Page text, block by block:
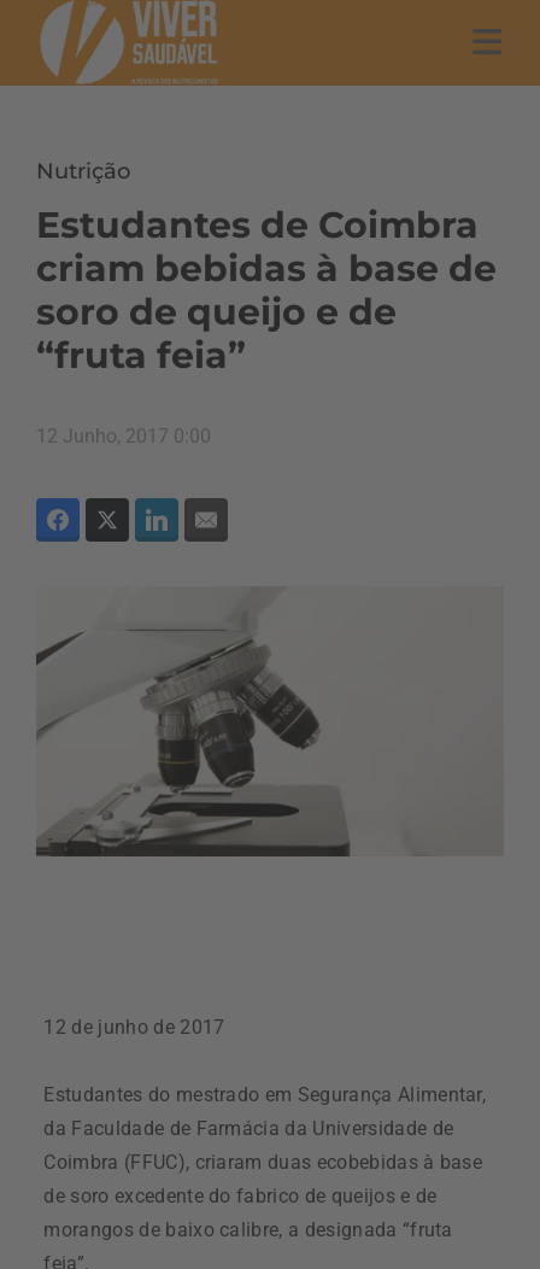
Nutrição
Estudantes de Coimbra
criam bebidas à base de
soro de queijo e de
“fruta feia”
12 Junho, 2017 0:00
12 de junho de 2017
Estudantes do mestrado em Segurança Alimentar,
da Faculdade de Farmácia da Universidade de
Coimbra (FFUC), criaram duas ecobebidas à base
de soro excedente do fabrico de queijos e de
morangos de baixo calibre, a designada “fruta
feia”.